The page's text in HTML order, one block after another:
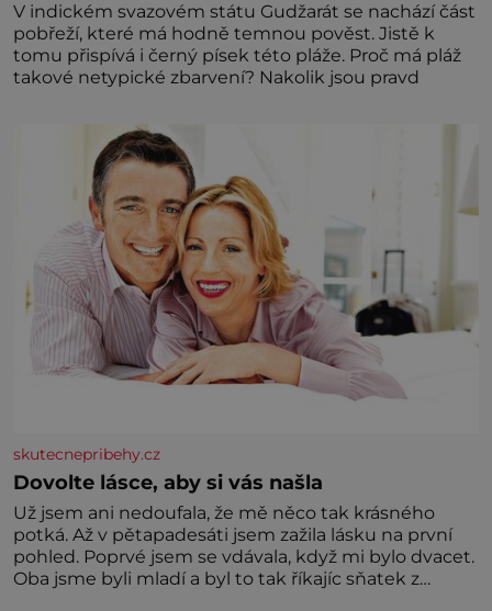
V indickém svazovém státu Gudžarát se nachází část
pobřeží, které má hodně temnou pověst. Jistě k
tomu přispívá i černý písek této pláže. Proč má pláž
takové netypické zbarvení? Nakolik jsou pravd
skutecnepribehy.cz
Dovolte lásce, aby si vás našla
Už jsem ani nedoufala, že mě něco tak krásného
potká. Až v pětapadesáti jsem zažila lásku na první
pohled. Poprvé jsem se vdávala, když mi bylo dvacet.
Oba jsme byli mladí a byl to tak říkajíc sňatek z